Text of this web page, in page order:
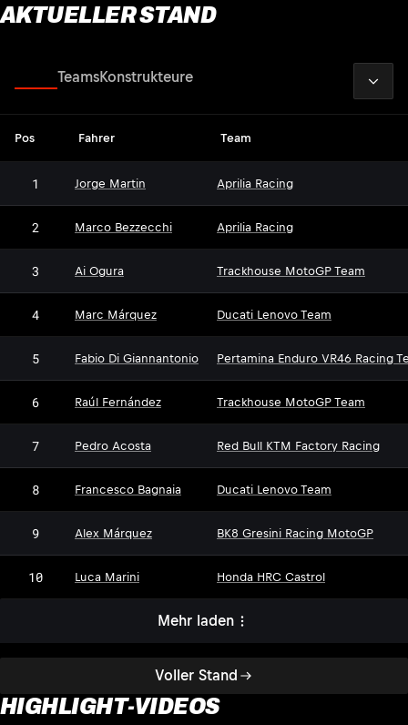
AKTUELLER STAND
Voller Stand
TeamsKonstrukteure
Pos Fahrer Team
1 Jorge Martin Aprilia Racing
2 Marco Bezzecchi Aprilia Racing
3 Ai Ogura Trackhouse MotoGP Team
4 Marc Márquez Ducati Lenovo Team
5 Fabio Di Giannantonio Pertamina Enduro VR46 Racing
6 Raúl Fernández Trackhouse MotoGP Team
7 Pedro Acosta Red Bull KTM Factory Racing
8 Francesco Bagnaia Ducati Lenovo Team
9 Alex Márquez BK8 Gresini Racing MotoGP
10 Luca Marini Honda HRC Castrol
Mehr laden
HIGHLIGHT-VIDEOS